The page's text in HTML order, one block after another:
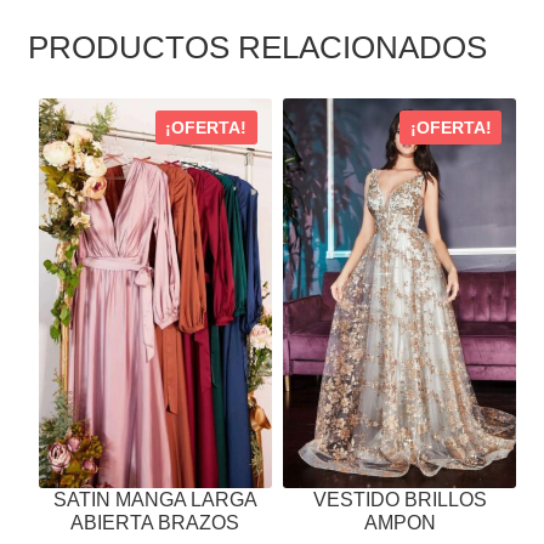
PRODUCTOS RELACIONADOS
SATIN MANGA LARGA
ABIERTA BRAZOS
¡OFERTA!
ESTE
PRODUCTO
TIENE
MÚLTIPLES
VARIANTES.
LAS
OPCIONES
SE
PUEDEN
ELEGIR
EN
LA
PÁGINA
DE
VESTIDO BRILLOS
AMPON
¡OFERTA!
ESTE
PRODUCTO
TIENE
MÚLTIPLES
VARIANTES.
LAS
OPCIONES
SE
PUEDEN
ELEGIR
LA
PÁGINA